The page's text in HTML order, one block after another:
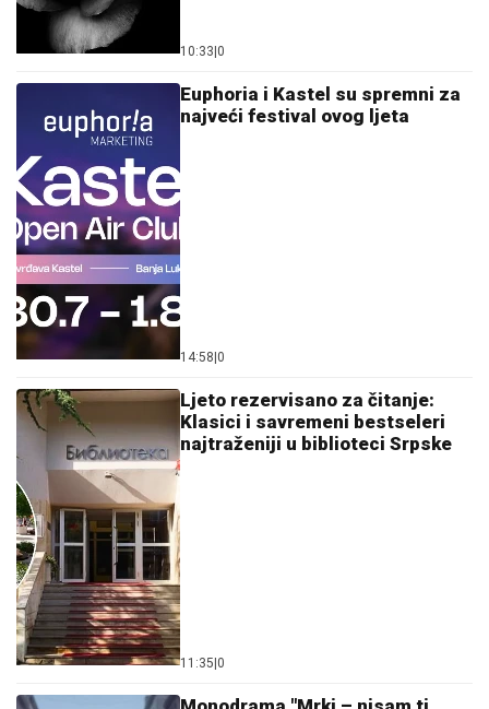
10:33 0
Euphoria i Kastel su spremni za
najveći festival ovog ljeta
14:58 0
Ljeto rezervisano za čitanje:
Klasici i savremeni bestseleri
najtraženiji u biblioteci Srpske
11:35 0